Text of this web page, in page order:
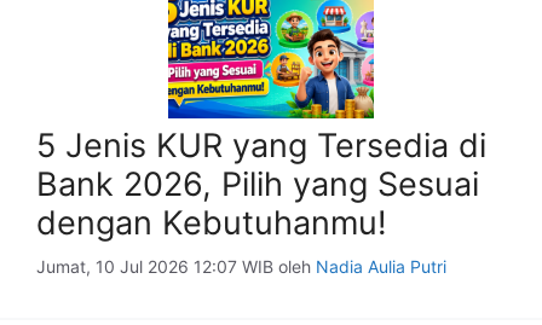
5 Jenis KUR yang Tersedia di
Bank 2026, Pilih yang Sesuai
dengan Kebutuhanmu!
Jumat, 10 Jul 2026 12:07 WIB oleh Nadia Aulia Putri